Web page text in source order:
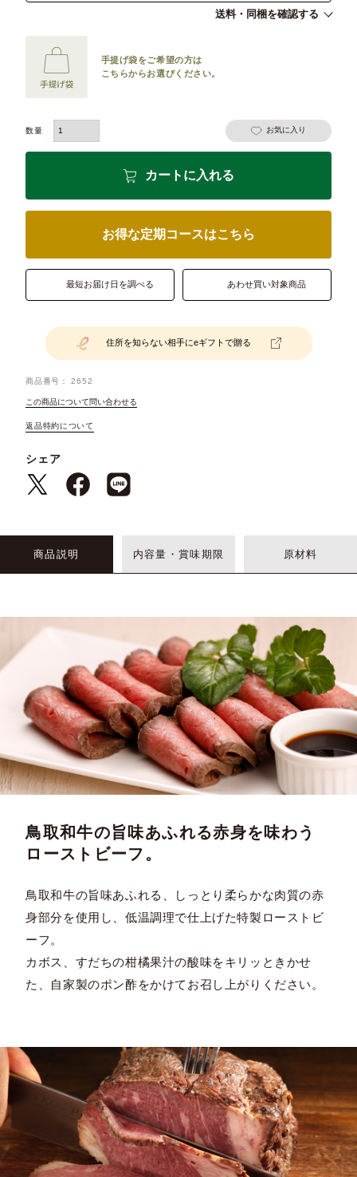
送料・同梱を確認する
手提げ袋をご希望の方は
こちらからお選びください。
お気に入り
カートに入れる
お得な定期コースはこちら
最短お届け日を調べる あわせ買い対象商品
住所を知らない相手にeギフトで贈る
商品番号 2652
この商品について問い合わせる
返品特約について
シェア
商品説明 内容量・賞味期限 原材料
鳥取和牛の旨味あふれる赤身を味わう
ローストビーフ。
鳥取和牛の旨味あふれる、しっとり柔らかな肉質の赤
身部分を使用し、低温調理で仕上げた特製ローストビ
ーフ。
カボス、すだちの柑橘果汁の酸味をキリッときかせ
た、自家製のポン酢をかけてお召し上がりください。